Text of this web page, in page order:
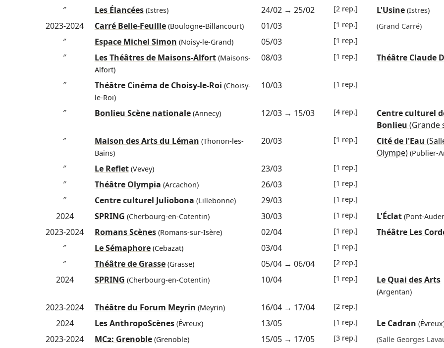
″ Les Élancées(Istres) 24/02→ 25/02 [2 rep.] L'Usine (Istres)
2023-2024 Carré Belle-Feuille(Boulogne-Billancourt) 01/03 [1 rep.] (Grand Carré)
″ Espace Michel Simon (Noisy-le-Grand) 05/03 [1 rep.]
″ Les Théâtres de Maisons-Alfort(Maisons-
Alfort)
08/03 [1 rep.] Théâtre Claude
″ Théâtre Cinéma de Choisy-le-Roi (Choisy-
le-Roi)
10/03 [1 rep.]
″ Bonlieu Scène nationale(Annecy) 12/03→ 15/03 [4 rep.]
Centre culturel
Bonlieu (Grande
″
Maison des Arts du Léman (Thonon-les-
Bains)
20/03 [1 rep.] Cité de l'Eau
Olympe) (Publier-
″ Le Reflet(Vevey) 23/03 [1 rep.]
″ Théâtre Olympia (Arcachon) 26/03 [1 rep.]
″ Centre culturel Juliobona (Lillebonne) 29/03 [1 rep.]
2024 SPRING (Cherbourg-en-Cotentin) 30/03 [1 rep.] L'Éclat (Pont-
2023-2024 Romans Scènes(Romans-sur-Isère) 02/04 [1 rep.]
Théâtre Les
″
Le Sémaphore(Cebazat) 03/04 [1 rep.]
″ Théâtre de Grasse(Grasse) 05/04→ 06/04 [2 rep.]
2024 SPRING (Cherbourg-en-Cotentin) 10/04 [1 rep.] Le Quai des Arts
(Argentan)
2023-2024 Théâtre du Forum Meyrin (Meyrin) 16/04→ 17/04 [2 rep.]
2024 Les AnthropoScènes(Évreux) 13/05 [1 rep.] Le Cadran
2023-2024 MC2: Grenoble(Grenoble) 15/05→ 17/05 [3 rep.] (Salle Georges